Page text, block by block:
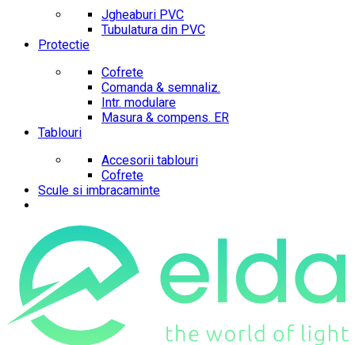
Jgheaburi PVC
Tubulatura din PVC
Protectie
Cofrete
Comanda & semnaliz.
Intr. modulare
Masura & compens. ER
Tablouri
Accesorii tablouri
Cofrete
Scule si imbracaminte